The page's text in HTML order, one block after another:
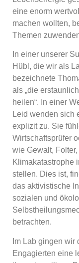
eine enorm
machen wollten,
Themen
In einer unserer
Hübl, die wir als
bezeichnete
als „die
heilen“. In einer
Leid wenden sich
explizit zu. Sie
Wirtschaftsprüfer
wie Gewalt,
Klimakatastrophe
stellen. Dies ist,
das aktivistische
sozialen und
betrachten.
Im Lab gingen wir
Engagierten eine